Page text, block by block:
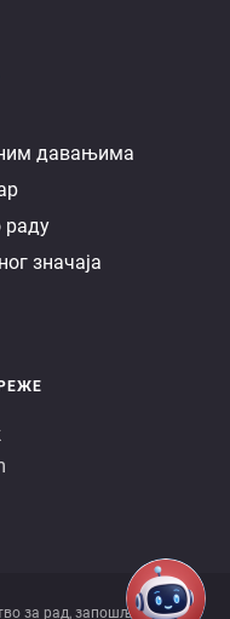
давањима
раду
значаја
за рад, запошљавање,